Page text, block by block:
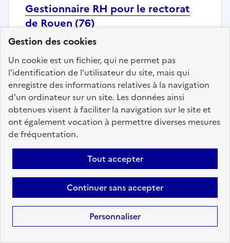
Gestion des cookies
Un cookie est un fichier, qui ne permet pas
l’identification de l’utilisateur du site, mais qui
enregistre des informations relatives à la navigation
d’un ordinateur sur un site. Les données ainsi
obtenues visent à faciliter la navigation sur le site et
ont également vocation à permettre diverses mesures
de fréquentation.
Tout accepter
Continuer sans accepter
Personnaliser
Gestionnaire RH pour le rectorat
de Rouen (76)
Localisation :
Seine Maritime(76)
Fonction publique :
Fonction publique
Employeur :
Rectorat de Normandie
En ligne depuis le 22 juillet 2026
Ajouter aux favoris: Gestionnaire RH pour le
Précédent 1 62 63 64
65
68 Suivant
Aller à la page